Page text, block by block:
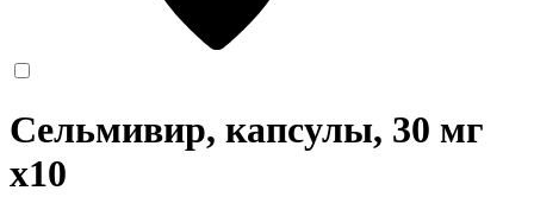
Сельмивир, капсулы, 30 мг
x10